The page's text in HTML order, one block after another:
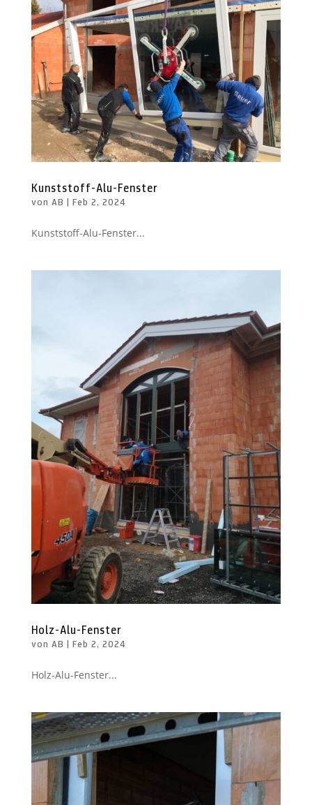
Kunststoff-Alu-Fenster
von AB | Feb 2, 2024
Kunststoff-Alu-Fenster...
Holz-Alu-Fenster
von AB | Feb 2, 2024
Holz-Alu-Fenster...